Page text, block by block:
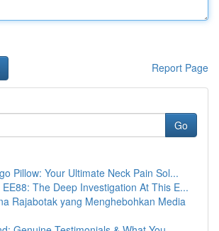
Report Page
Go
Pillow: Your Ultimate Neck Pain Sol...
The Deep Investigation At This E...
Rajabotak yang Menghebohkan Media